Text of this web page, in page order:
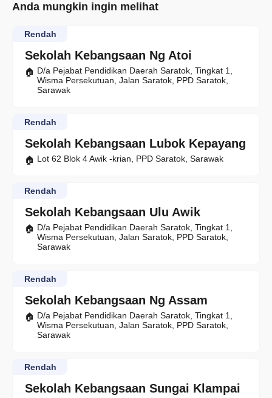
Anda mungkin ingin melihat
Sekolah Kebangsaan Ng Atoi
Rendah
D/a Pejabat Pendidikan Daerah Saratok, Tingkat 1,
Wisma Persekutuan, Jalan Saratok, PPD Saratok,
Sarawak
Sekolah Kebangsaan Lubok Kepayang
Rendah
Lot 62 Blok 4 Awik -krian, PPD Saratok, Sarawak
Sekolah Kebangsaan Ulu Awik
Rendah
D/a Pejabat Pendidikan Daerah Saratok, Tingkat 1,
Wisma Persekutuan, Jalan Saratok, PPD Saratok,
Sarawak
Sekolah Kebangsaan Ng Assam
Rendah
D/a Pejabat Pendidikan Daerah Saratok, Tingkat 1,
Wisma Persekutuan, Jalan Saratok, PPD Saratok,
Sarawak
Sekolah Kebangsaan Sungai Klampai
Rendah